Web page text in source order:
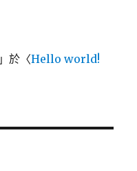
」於〈Hello world!